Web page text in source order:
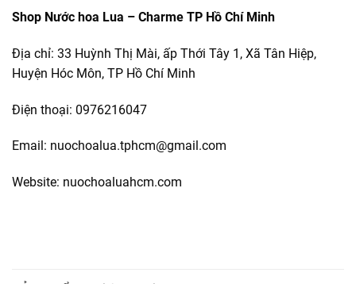
Shop Nước hoa Lua – Charme TP Hồ Chí Minh
Địa chỉ: 33 Huỳnh Thị Mài, ấp Thới Tây 1, Xã Tân Hiệp,
Huyện Hóc Môn, TP Hồ Chí Minh
Điện thoại: 0976216047
Email: nuochoalua.tphcm@gmail.com
Website: nuochoaluahcm.com